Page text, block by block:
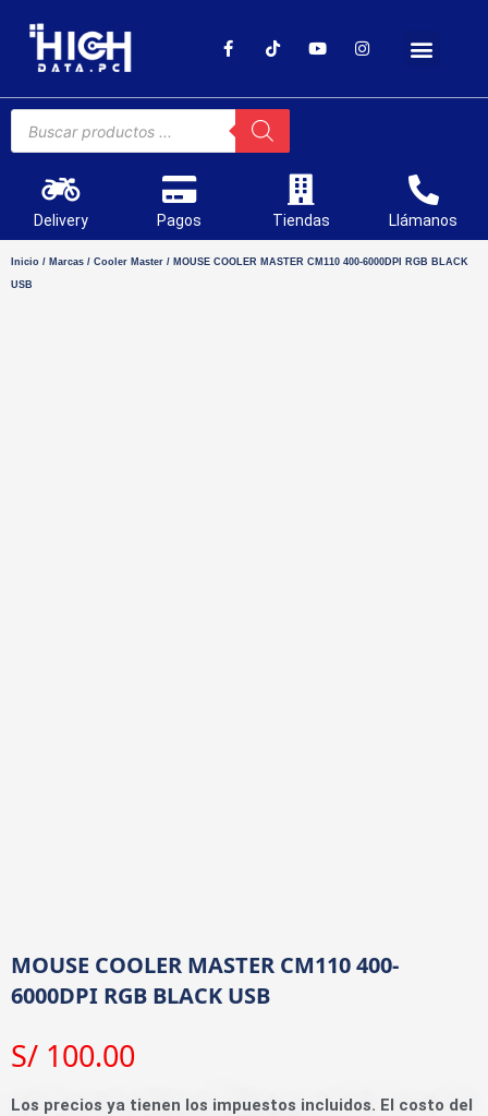
Delivery Pagos Tiendas Llámanos
Inicio / Marcas / Cooler Master / MOUSE COOLER MASTER CM110 400-6000DPI RGB BLACK
USB
MOUSE COOLER MASTER CM110 400-
6000DPI RGB BLACK USB
S/ 100.00
Los precios ya tienen los impuestos incluidos. El costo del